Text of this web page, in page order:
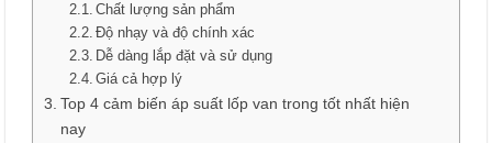
Chất lượng sản phẩm
Độ nhạy và độ chính xác
Dễ dàng lắp đặt và sử dụng
Giá cả hợp lý
Top 4 cảm biến áp suất lốp van trong tốt nhất hiện
nay